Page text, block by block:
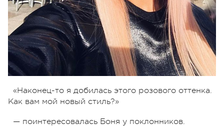
«Наконец-то я добилась этого розового оттенка.
Как вам мой новый стиль?»
— поинтересовалась Боня у поклонников.